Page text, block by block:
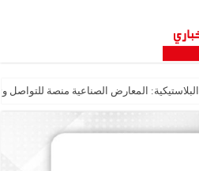
المعارض الصناعية منصة للتواصل